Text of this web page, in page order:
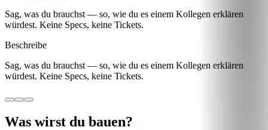
Sag, was du brauchst — so, wie du es einem Kollegen erklären
würdest. Keine Specs, keine Tickets.
Beschreibe
Sag, was du brauchst — so, wie du es einem Kollegen erklären
würdest. Keine Specs, keine Tickets.
Was wirst du bauen?